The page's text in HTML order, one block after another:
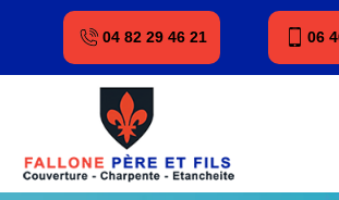
04 82 29 46 21 06